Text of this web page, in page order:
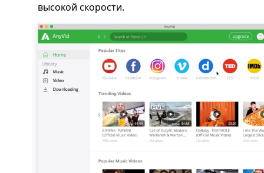
высокой скорости.